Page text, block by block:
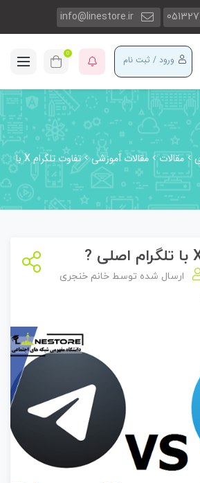
info@linestore.ir
ورود / ثبت نام 0
مقالات مقالات آموزشی
تفاوت تلگرام X با
ارسال شده توسط خانم خنجری